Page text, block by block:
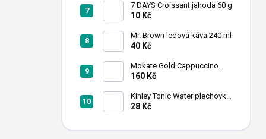
7 DAYS Croissant jahoda 60 g
10 Kč
Mr. Brown ledová káva 240 ml
40 Kč
Mokate Gold Cappuccino
Chocolate instantní káva 1kg
160 Kč
Kinley Tonic Water plechovka
250 ml
28 Kč